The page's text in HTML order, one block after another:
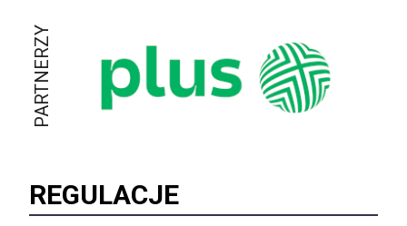
PARTNERZY
REGULACJE